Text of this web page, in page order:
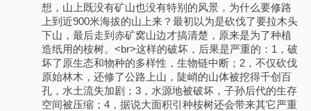
想，山上既没有矿山也没有特别的风景，为什么要修路
上到近900米海拔的山上来？最初以为是砍伐了要拉木头
下山，最后走到赤矿窝山边才搞清楚，原来是为了种植
造纸用的桉树。<br>这样的破坏，后果是严重的：1，破
坏了原生态和物种的多样性，生物链中断；2，不仅砍伐
原始林木，还修了公路上山，陡峭的山体被挖得千创百
孔，水土流失加剧；3，水源地被破坏，子孙后代的生存
空间被压缩；4，据说大面积引种桉树还会带来其它严重